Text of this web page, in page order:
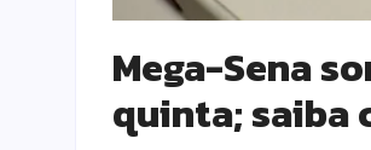
Mega-Sena
quinta; saiba